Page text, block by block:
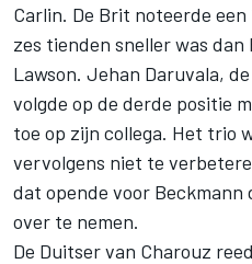
Carlin. De Brit noteerde
zes tienden sneller was
Lawson. Jehan Daruvala,
volgde op de derde positie
toe op zijn collega. Het trio
vervolgens niet te
dat opende voor Beckmann
over te nemen.
De Duitser van Charouz